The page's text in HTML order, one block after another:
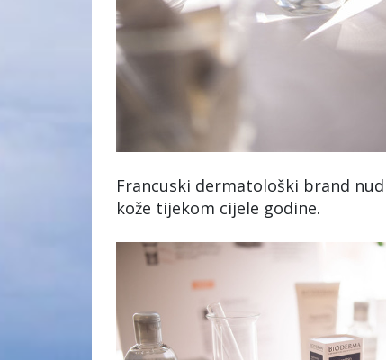
Francuski dermatološki brand
kože tijekom cijele godine.